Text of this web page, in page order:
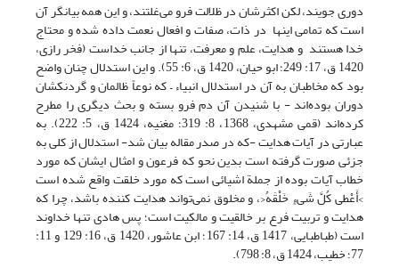
دوری جویند، لکن اکثرشان در ظلالت فرو می‌غلتند، و این همه بیانگر آن
است که تمامی اینها در ذات، صفات و افعال نعمت داده شده و محتاج
خدا هستند و هدایت، علم و معرفت، تنها از جانب خداست (فخر رازی،
1420 ق، ‏17: 249؛ ابو حیان، 1420 ق، ‏6: 55). و این استدلال چنان واضح
بود که مخاطبان به آن در استدلال انبیاء – که نوعاً ظالمان و گردنکشان
دوران بوده‌اند - با شنیدن آن دم فرو بسته و بحث دیگری را مطرح
کرده‌اند (قمی مشهدی، 1368، ‏8: 319؛ مغنیه، 1424 ق، ‏5: 222). به
عبارتی در آیات هدایت -که در صدر مقاله بیان شد- استدلال از کلی به
جزئی صورت گرفته است بدین نحو که فرعون و امثال ایشان که مورد
خطاب آیات بوده از جملة اشیائی است که مورد خلقت واقع شده است
>أَعْطى‏ کُلَّ شَی‏ءٍ خَلْقَهُ<، و مخلوق نمی‌تواند هدایت کننده باشد، چرا که
هدایت و تربیت فرع بر خالقیت و مالکیت است؛ پس هادی تنها خداوند
است (طباطبایی، 1417 ق، 14: 167؛ ابن عاشور، 1420 ق، ‏16: 129 و 11:
77؛ خطیب، 1424 ق، ‏8: 798).